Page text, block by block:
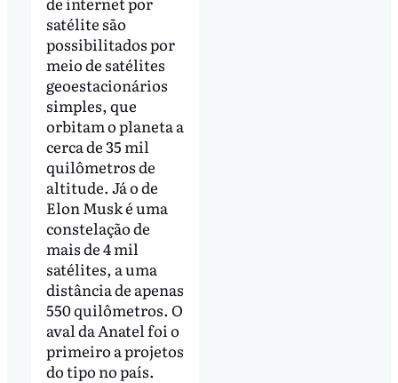
satélite são
possibilitados por
meio de satélites
geoestacionários
simples, que
orbitam o planeta a
cerca de 35 mil
quilômetros de
altitude. Já o de
Elon Musk é uma
constelação de
mais de 4 mil
satélites, a uma
distância de apenas
550 quilômetros. O
aval da Anatel foi o
primeiro a projetos
do tipo no país.